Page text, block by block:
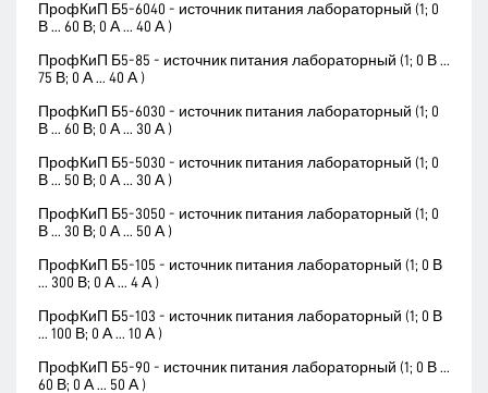
ПрофКиП Б5-6040 - источник питания лабораторный (1; 0
В ... 60 В; 0 А ... 40 А )
ПрофКиП Б5-85 - источник питания лабораторный (1; 0 В ...
75 В; 0 А ... 40 А )
ПрофКиП Б5-6030 - источник питания лабораторный (1; 0
В ... 60 В; 0 А ... 30 А )
ПрофКиП Б5-5030 - источник питания лабораторный (1; 0
В ... 50 В; 0 А ... 30 А )
ПрофКиП Б5-3050 - источник питания лабораторный (1; 0
В ... 30 В; 0 А ... 50 А )
ПрофКиП Б5-105 - источник питания лабораторный (1; 0 В
... 300 В; 0 А ... 4 А )
ПрофКиП Б5-103 - источник питания лабораторный (1; 0 В
... 100 В; 0 А ... 10 А )
ПрофКиП Б5-90 - источник питания лабораторный (1; 0 В ...
60 В; 0 А ... 50 А )